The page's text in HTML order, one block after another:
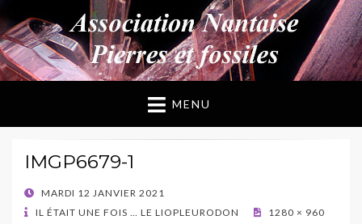
ANPF
Association Nantaise Pierres et Fossiles
MENU
IMGP6679-1
POSTED
ON
MARDI 12 JANVIER 2021
IL ÉTAIT UNE FOIS … LE LIOPLEURODON
1280 × 960